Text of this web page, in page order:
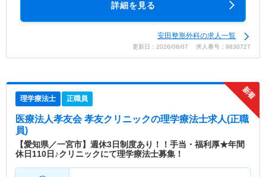
詳細を見る
安田整形外科の求人一覧
更新日：2026/08/07 求人番号：9830727
理学療法士 正職員
医療法人孝友会 孝友クリニックの理学療法士求人(正職
員)
【愛知県／一宮市】週休3日制度あり！！手当・福利厚★年間
休日110日♪クリニックにて理学療法士募集！